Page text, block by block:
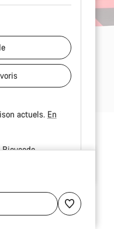
actuels. En
Bicycode